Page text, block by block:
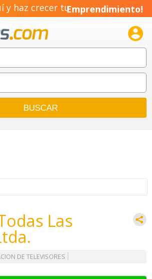
y haz crecer tuEmprendimiento!

Las
DE TELEVISORES